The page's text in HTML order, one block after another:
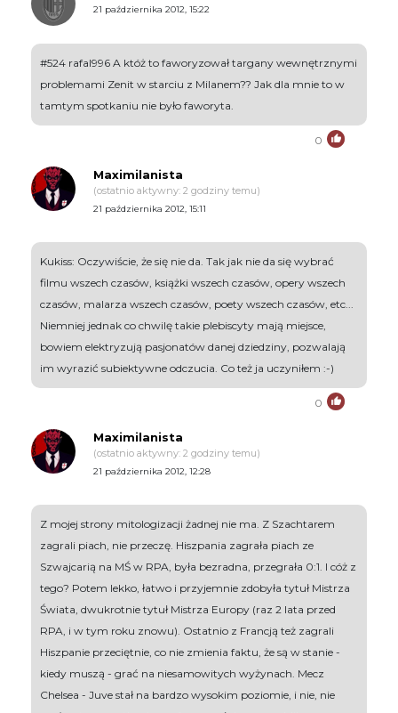
21 października 2012, 15:22
#524 rafal996 A któż to faworyzował targany wewnętrznymi
problemami Zenit w starciu z Milanem?? Jak dla mnie to w
tamtym spotkaniu nie było faworyta.
0
Maximilanista
(ostatnio aktywny: 2 godziny temu)
21 października 2012, 15:11
Kukiss: Oczywiście, że się nie da. Tak jak nie da się wybrać
filmu wszech czasów, książki wszech czasów, opery wszech
czasów, malarza wszech czasów, poety wszech czasów, etc...
Niemniej jednak co chwilę takie plebiscyty mają miejsce,
bowiem elektryzują pasjonatów danej dziedziny, pozwalają
im wyrazić subiektywne odczucia. Co też ja uczyniłem :-)
0
Maximilanista
(ostatnio aktywny: 2 godziny temu)
21 października 2012, 12:28
Z mojej strony mitologizacji żadnej nie ma. Z Szachtarem
zagrali piach, nie przeczę. Hiszpania zagrała piach ze
Szwajcarią na MŚ w RPA, była bezradna, przegrała 0:1. I cóż z
tego? Potem lekko, łatwo i przyjemnie zdobyła tytuł Mistrza
Świata, dwukrotnie tytuł Mistrza Europy (raz 2 lata przed
RPA, i w tym roku znowu). Ostatnio z Francją też zagrali
Hiszpanie przeciętnie, co nie zmienia faktu, że są w stanie -
kiedy muszą - grać na niesamowitych wyżynach. Mecz
Chelsea - Juve stał na bardzo wysokim poziomie, i nie, nie